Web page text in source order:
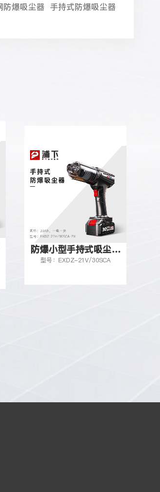
防爆吸尘器 手持式防爆吸尘器
防爆小型手持式吸尘器
20v-15Ah
型号：EXDZ-20V/15SCB